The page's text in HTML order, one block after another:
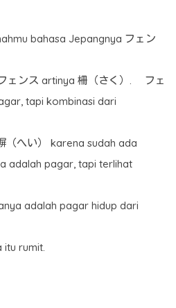
bahasa Jepangnya フェン
ェンス artinya 柵（さく）. フェ
tapi kombinasi dari
（へい） karena sudah ada
adalah pagar, tapi terlihat
adalah pagar hidup dari
itu rumit.